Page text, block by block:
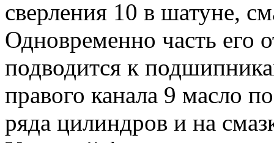
сверления 10 в шатуне,
Одновременно часть его
подводится к
правого канала 9 масло
ряда цилиндров и на